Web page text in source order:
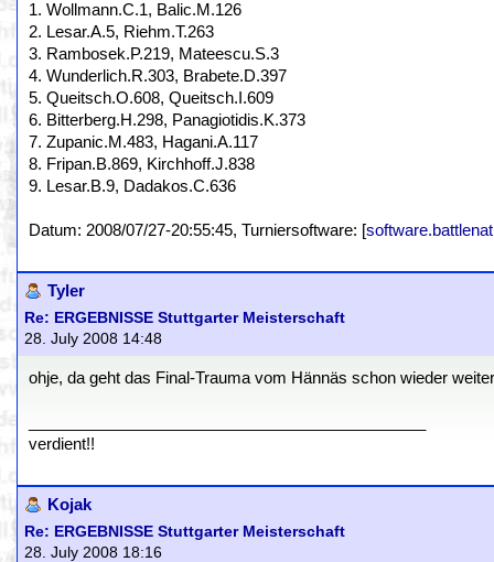
1. Wollmann.C.1, Balic.M.126
2. Lesar.A.5, Riehm.T.263
3. Rambosek.P.219, Mateescu.S.3
4. Wunderlich.R.303, Brabete.D.397
5. Queitsch.O.608, Queitsch.I.609
6. Bitterberg.H.298, Panagiotidis.K.373
7. Zupanic.M.483, Hagani.A.117
8. Fripan.B.869, Kirchhoff.J.838
9. Lesar.B.9, Dadakos.C.636
Datum: 2008/07/27-20:55:45, Turniersoftware: [
Tyler
Re: ERGEBNISSE Stuttgarter Meisterschaft
28. July 2008 14:48
ohje, da geht das Final-Trauma vom Hännäs schon wieder
verdient!!
Kojak
Re: ERGEBNISSE Stuttgarter Meisterschaft
28. July 2008 18:16